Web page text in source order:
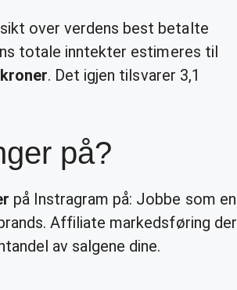
over verdens best betalte
totale inntekter estimeres til
kroner. Det igjen tilsvarer 3,1
på?
på Instragram på: Jobbe som en
Affiliate markedsføring der
av salgene dine.